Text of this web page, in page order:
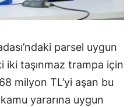
parsel uygun
iki taşınmaz trampa için
milyon TL’yi aşan bu
yararına uygun